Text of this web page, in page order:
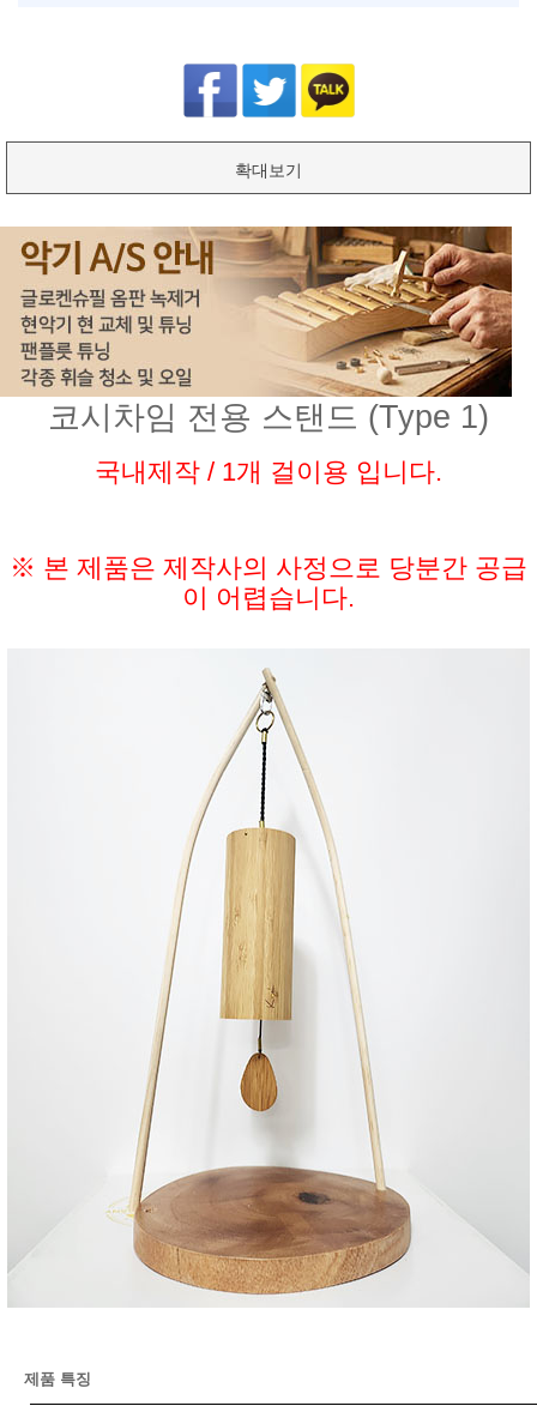
확대보기
코시차임 전용 스탠드 (Type 1)
국내제작 / 1개 걸이용 입니다.
※ 본 제품은 제작사의 사정으로 당분간 공급
이 어렵습니다.
제품 특징